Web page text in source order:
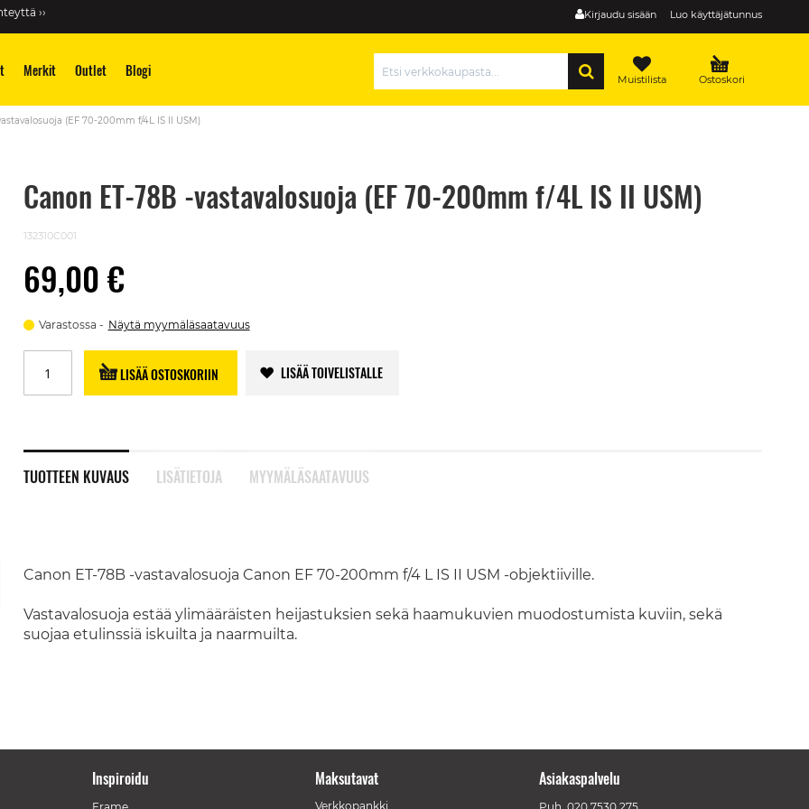
Kirjaudu sisään Luo käyttäjätunnus
››
Merkit Outlet Blogi Ostoskori
Muistilista
(EF 70-200mm f/4L IS II USM)
Canon ET-78B -vastavalosuoja (EF 70-200mm f/4L IS II USM)
132310C001
69,00 €
Varastossa Näytä myymäläsaatavuus
LISÄÄ OSTOSKORIIN LISÄÄ TOIVELISTALLE
TUOTTEEN KUVAUS
Canon ET-78B -vastavalosuoja Canon EF 70-200mm f/4 L IS II USM -objektiiville.
Vastavalosuoja estää ylimääräisten heijastuksien sekä haamukuvien muodostumista kuviin, sekä
suojaa etulinssiä iskuilta ja naarmuilta.
LISÄTIETOJA MYYMÄLÄSAATAVUUS
Inspiroidu Maksutavat
Verkkopankki
Asiakaspalvelu